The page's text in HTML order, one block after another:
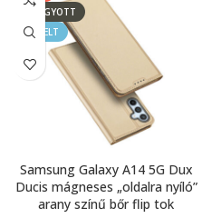
ELFOGYOTT
KIEMELT
Samsung Galaxy A14 5G Dux
Ducis mágneses „oldalra nyíló”
arany színű bőr flip tok